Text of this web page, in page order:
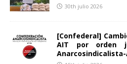
30th julio 2026
[Confederal]
AIT por orden
Anarcosindicalista-